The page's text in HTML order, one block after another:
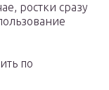
ростки сразу
по